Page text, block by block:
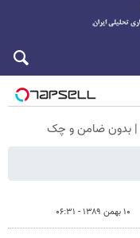
۱۰ بهمن ۱۳۸۹ - ۰۶:۳۱